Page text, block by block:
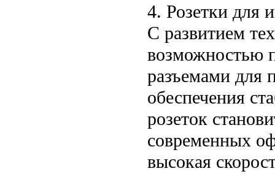
4. Розетки для
С развитием
возможностью
разъемами для
обеспечения
розеток
современных
высокая